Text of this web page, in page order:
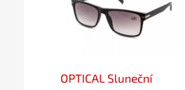
OPTICAL Sluneční